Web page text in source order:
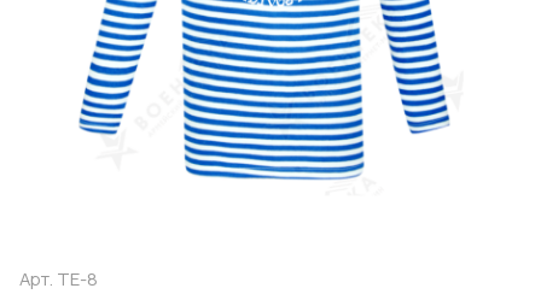
Арт. ТЕ-8